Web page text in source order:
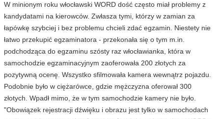
W minionym roku włocławski WORD dość często miał problemy z
kandydatami na kierowców. Zwłasza tymi, którzy w zamian za
łapówkę szybciej i bez problemu chcieli zdać egzamin. Niestety nie
łatwo przekupić egzaminatora - przekonała się o tym m.in.
podchodząca do egzaminu szósty raz włocławianka, która w
samochodzie egzaminacyjnym zaoferowała 200 złotych za
pozytywną ocenę. Wszystko sfilmowała kamera wewnątrz pojazdu.
Podobnie było w ciężarówce, gdzie mężczyzna oferował 300
złotych. Wpadł mimo, że w tym samochodzie kamery nie było.
"Obowiązek rejestracji dźwięku i obrazu jest tylko w samochodach